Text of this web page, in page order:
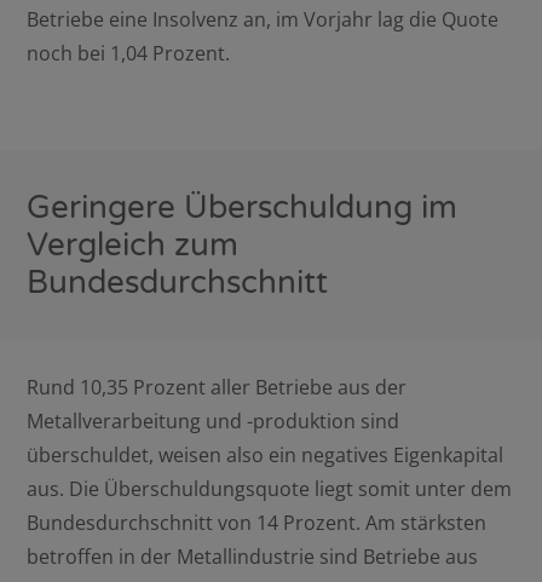
Betriebe eine Insolvenz an, im Vorjahr lag die Quote
noch bei 1,04 Prozent.
Geringere Überschuldung im
Vergleich zum
Bundesdurchschnitt
Rund 10,35 Prozent aller Betriebe aus der
Metallverarbeitung und -produktion sind
überschuldet, weisen also ein negatives Eigenkapital
aus. Die Überschuldungsquote liegt somit unter dem
Bundesdurchschnitt von 14 Prozent. Am stärksten
betroffen in der Metallindustrie sind Betriebe aus